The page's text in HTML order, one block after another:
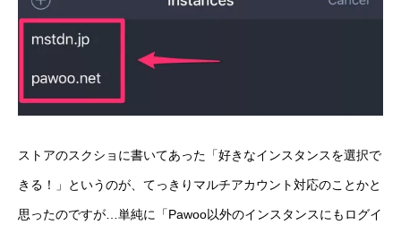
ストアのスクショに書いてあった「好きなインスタンスを選択で
きる！」というのが、てっきりマルチアカウント対応のことかと
思ったのですが…単純に「Pawoo以外のインスタンスにもログイ